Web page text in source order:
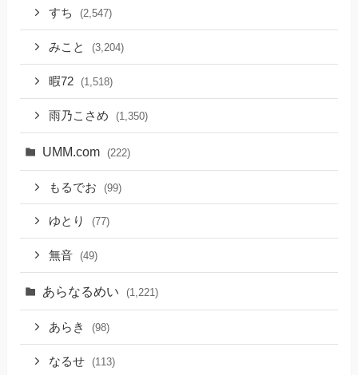
すち (2,547)
みこと (3,204)
暇72 (1,518)
雨乃こさめ (1,350)
UMM.com (222)
もるでお (99)
ゆとり (77)
無音 (49)
あらなるめい (1,221)
あらき (98)
なるせ (113)